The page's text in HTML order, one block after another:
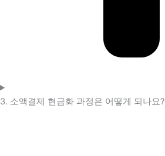
3. 소액결제 현금화 과정은 어떻게 되나요?